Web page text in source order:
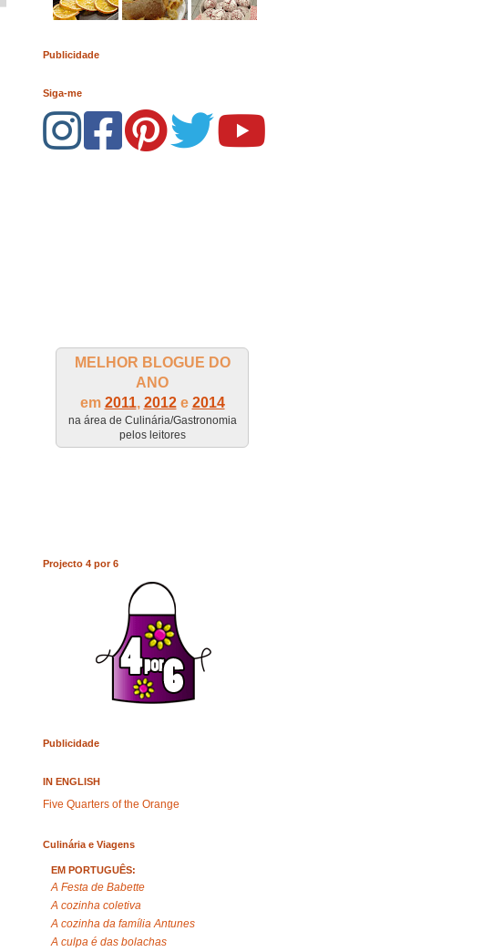
Publicidade
Siga-me
MELHOR BLOGUE DO
ANO
em 2011, 2012e 2014
na área de Culinária/Gastronomia
pelos leitores
Projecto 4 por 6
Publicidade
IN ENGLISH
Five Quarters of the Orange
Culinária e Viagens
EM PORTUGUÊS:
A Festa de Babette
A cozinha coletiva
A cozinha da família Antunes
A culpa é das bolachas